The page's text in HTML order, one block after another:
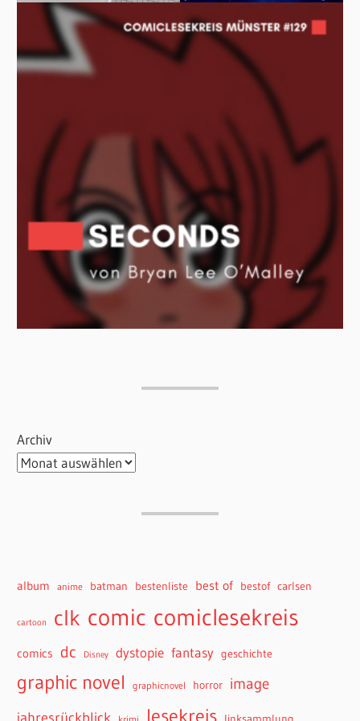
Archiv
album anime batman bestenliste best of bestof carlsen
cartoon clk comic comiclesekreis
comics dc Disney dystopie fantasy geschichte
graphic novel graphicnovel horror image
lesekreis